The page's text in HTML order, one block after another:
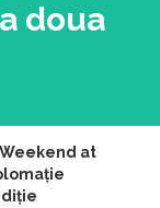
doua
at